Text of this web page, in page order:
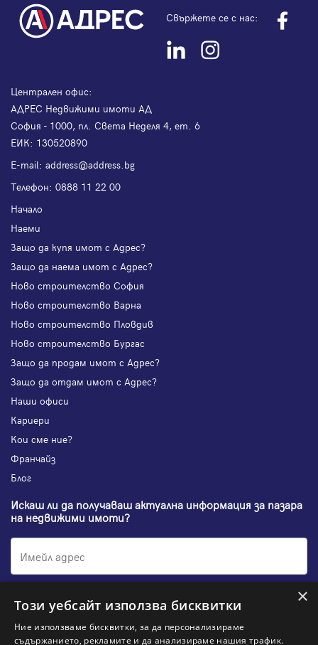
Свържете се с нас:
Централен офис:
АДРЕС Недвижими имоти АД
София - 1000, пл. Света Неделя 4, ет. 6
ЕИК: 130520890
Е-mail: address@address.bg
Телефон: 0888 11 22 00
Начало
Наеми
Защо да купя имот с Адрес?
Защо да наема имот с Адрес?
Ново строителство София
Ново строителство Варна
Ново строителство Пловдив
Ново строителство Бургас
Защо да продам имот с Адрес?
Защо да отдам имот с Адрес?
Наши офиси
Кариери
Кои сме ние?
Франчайз
Блог
Искаш ли да получаваш актуална информация за пазара
на недвижими имоти?
Абонирам се ×
Този уебсайт използва бисквитки
Ние използваме бисквитки, за да персонализираме
съдържанието, рекламите и да анализираме нашия трафик.